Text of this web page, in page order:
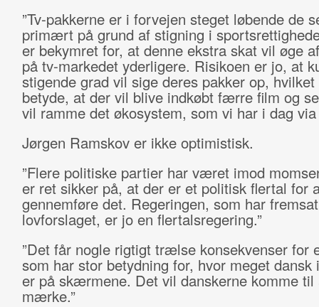
”Tv-pakkerne er i forvejen steget løbende de
primært på grund af stigning i
er bekymret for, at denne ekstra skat vil øge
på tv-markedet yderligere. Risikoen er jo, at
stigende grad vil sige deres pakker op,
betyde, at der vil blive indkøbt færre film og
vil ramme det økosystem, som vi har i dag via
Jørgen Ramskov er ikke optimistisk.
”Flere politiske partier har været imod
er ret sikker på, at der er et politisk flertal for
gennemføre det. Regeringen, som har fremsat
lovforslaget, er jo en flertalsregering.”
”Det får nogle rigtigt trælse konsekvenser for
som har stor betydning for, hvor meget dansk
er på skærmene. Det vil danskerne komme til
mærke.”